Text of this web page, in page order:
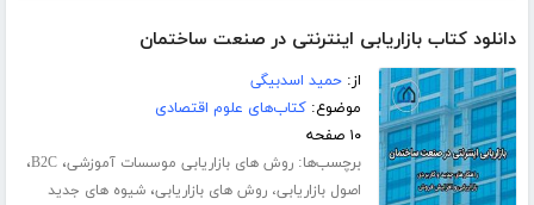
دانلود کتاب بازاریابی اینترنتی در صنعت ساختمان
از:حمید اسدبیگی
موضوع:کتاب‌های علوم اقتصادی
۱۰ صفحه
برچسب‌ها:روش های بازاریابی موسسات آموزشی،B2C،
اصول بازاریابی، روش های بازاریابی،شیوه های جدید